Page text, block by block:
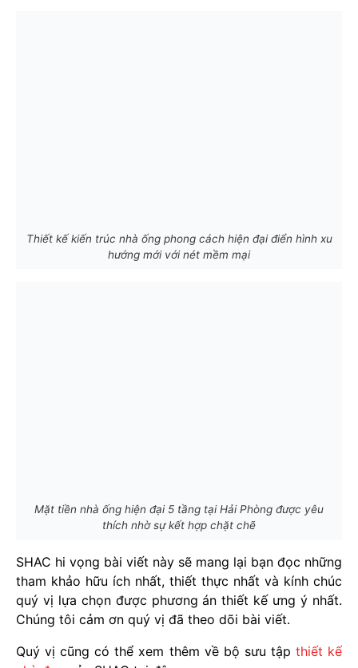
Thiết kế kiến trúc nhà ống phong cách hiện đại điển hình xu
hướng mới với nét mềm mại
Mặt tiền nhà ống hiện đại 5 tầng tại Hải Phòng được yêu
thích nhờ sự kết hợp chặt chẽ
SHAC hi vọng bài viết này sẽ mang lại bạn đọc những
tham khảo hữu ích nhất, thiết thực nhất và kính chúc
quý vị lựa chọn được phương án thiết kế ưng ý nhất.
Chúng tôi cảm ơn quý vị đã theo dõi bài viết.
Quý vị cũng có thể xem thêm về bộ sưu tập thiết kế